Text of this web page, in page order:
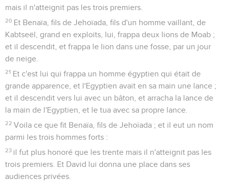
mais il n'atteignit pas les trois premiers.
20 Et Benaïa, fils de Jehoïada, fils d'un homme vaillant, de
Kabtseël, grand en exploits, lui, frappa deux lions de Moab ;
et il descendit, et frappa le lion dans une fosse, par un jour
de neige.
21 Et c'est lui qui frappa un homme égyptien qui était de
grande apparence, et l'Egyptien avait en sa main une lance ;
et il descendit vers lui avec un bâton, et arracha la lance de
la main de l'Egyptien, et le tua avec sa propre lance.
22 Voila ce que fit Benaïa, fils de Jehoïada ; et il eut un nom
parmi les trois hommes forts :
23 il fut plus honoré que les trente mais il n'atteignit pas les
trois premiers. Et David lui donna une place dans ses
audiences privées.